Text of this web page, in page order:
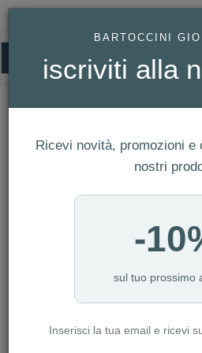
HOMEPAGE UNOAERRE - BRACCIALE
UNOAERRE -
argentato Lux Ref.
BARTOCCINI
iscriviti alla
Ricevi novità, promozioni e
nostri
-
sul tuo prossimo
Inserisci la tua email e ricevi